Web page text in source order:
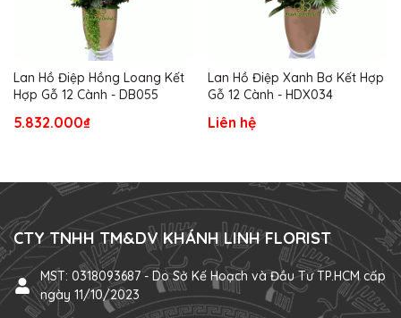
Lan Hồ Điệp Hồng Loang Kết
Hợp Gỗ 12 Cành - DB055
5.832.000₫
Lan Hồ Điệp Xanh Bơ Kết Hợp
Gỗ 12 Cành - HDX034
Liên hệ
CTY TNHH TM&DV KHÁNH LINH FLORIST
MST: 0318093687 - Do Sở Kế Hoạch và Đầu Tư TP.HCM cấp
ngày 11/10/2023